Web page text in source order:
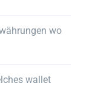
wo
wallet